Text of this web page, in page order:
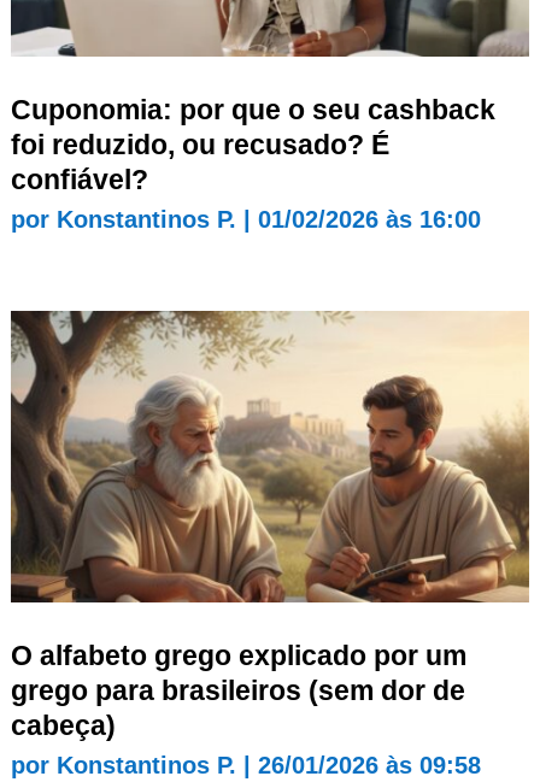
Cuponomia: por que o seu cashback
foi reduzido, ou recusado? É
confiável?
por Konstantinos P. 01/02/2026 às 16:00
O alfabeto grego explicado por um
grego para brasileiros (sem dor de
cabeça)
por Konstantinos P. 26/01/2026 às 09:58